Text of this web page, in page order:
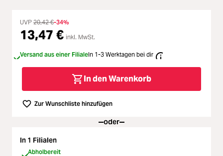
Loading...Bildbearbeitung
Loading...
Loading...Second Hand
Loading...
SALE
Loading...
UVP 20,42 €-34%
13,47 € inkl. MwSt.
Versand aus einer FilialeIn 1-3 Werktagen bei dir
In den Warenkorb
Zur Wunschliste hinzufügen
oder
In 1 Filialen
Abholbereit